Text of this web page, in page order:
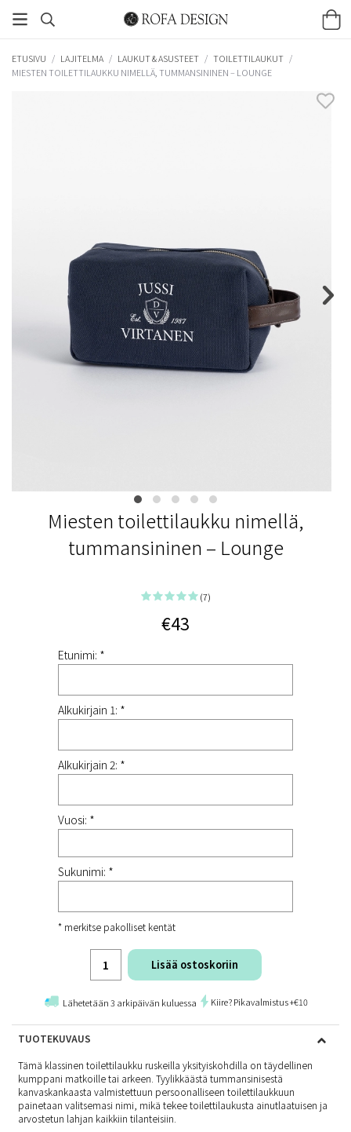
ETUSIVU / LAJITELMA / LAUKUT & ASUSTEET / TOILETTILAUKUT /
MIESTEN TOILETTILAUKKU NIMELLÄ, TUMMANSININEN – LOUNGE
Miesten toilettilaukku nimellä,
tummansininen – Lounge
(7)
€43
Etunimi: *
Alkukirjain 1: *
Alkukirjain 2: *
Vuosi: *
Sukunimi: *
* merkitse pakolliset kentät
Lisää ostoskoriin
Lähetetään 3 arkipäivän kuluessa Kiire? Pikavalmistus +€10
TUOTEKUVAUS
Tämä klassinen toilettilaukku ruskeilla yksityiskohdilla on täydellinen
kumppani matkoille tai arkeen. Tyylikkäästä tummansinisestä
kanvaskankaasta valmistettuun persoonalliseen toilettilaukkuun
painetaan valitsemasi nimi, mikä tekee toilettilaukusta ainutlaatuisen ja
arvostetun lahjan kaikkiin tilanteisiin.